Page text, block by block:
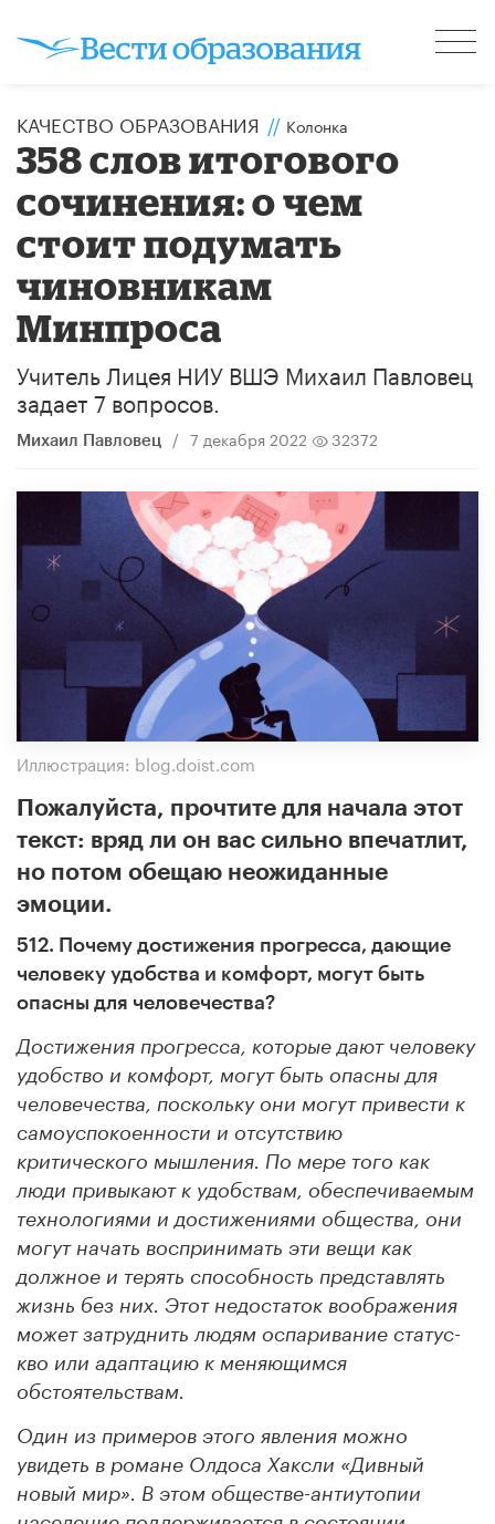
КАЧЕСТВО ОБРАЗОВАНИЯ // Колонка
358 слов итогового
сочинения: о чем
стоит подумать
чиновникам
Минпроса
Учитель Лицея НИУ ВШЭ Михаил Павловец
задает 7 вопросов.
Михаил Павловец / 7 декабря 2022 32372
Иллюстрация: blog.doist.com
Пожалуйста, прочтите для начала этот
текст: вряд ли он вас сильно впечатлит,
но потом обещаю неожиданные
эмоции.
512. Почему достижения прогресса, дающие
человеку удобства и комфорт, могут быть
опасны для человечества?
Достижения прогресса, которые дают человеку
удобство и комфорт, могут быть опасны для
человечества, поскольку они могут привести к
самоуспокоенности и отсутствию
критического мышления. По мере того как
люди привыкают к удобствам, обеспечиваемым
технологиями и достижениями общества, они
могут начать воспринимать эти вещи как
должное и терять способность представлять
жизнь без них. Этот недостаток воображения
может затруднить людям оспаривание статус-
кво или адаптацию к меняющимся
обстоятельствам.
Один из примеров этого явления можно
увидеть в романе Олдоса Хаксли «Дивный
новый мир». В этом обществе-антиутопии